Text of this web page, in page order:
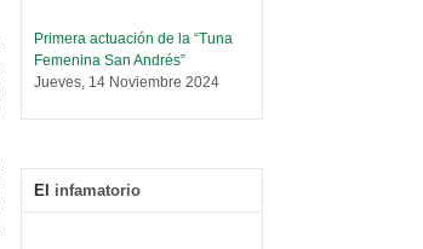
Primera actuación de la “Tuna
Femenina San Andrés”
Jueves, 14 Noviembre 2024
Leer Más...
tráfico de personas
El infamatorio